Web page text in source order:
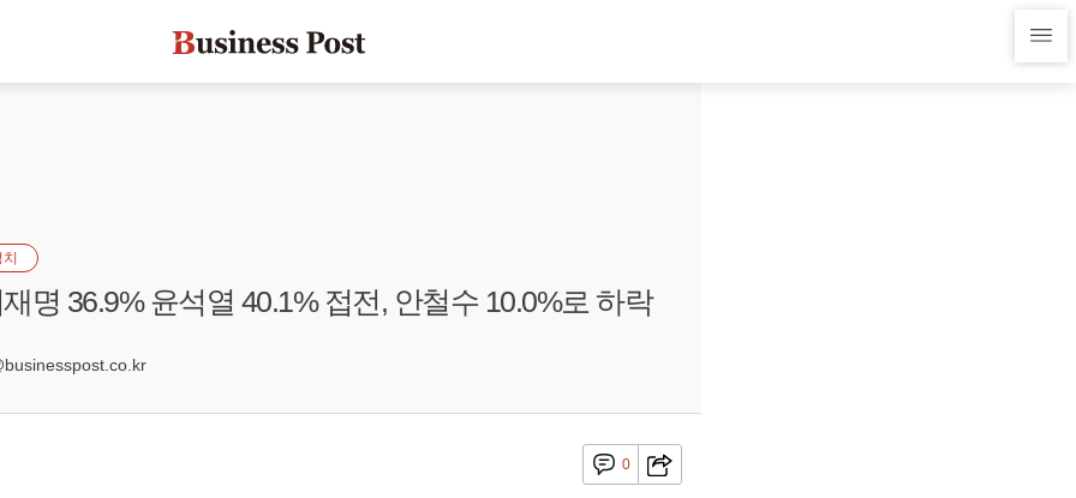
명 36.9% 윤석열 40.1% 접전, 안철수 10.0%로 하락
0